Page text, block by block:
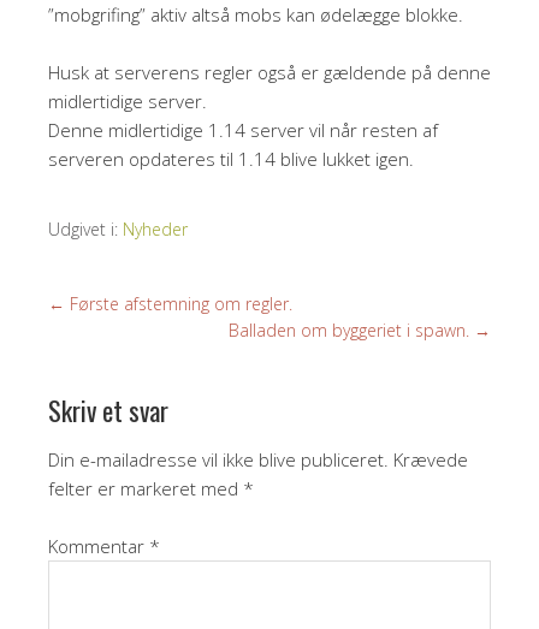
”mobgrifing” aktiv altså mobs kan ødelægge blokke.
Husk at serverens regler også er gældende på denne
midlertidige server.
Denne midlertidige 1.14 server vil når resten af
serveren opdateres til 1.14 blive lukket igen.
Udgivet i: Nyheder
← Første afstemning om regler.
Balladen om byggeriet i spawn. →
Skriv et svar
Din e-mailadresse vil ikke blive publiceret. Krævede
felter er markeret med *
Kommentar *